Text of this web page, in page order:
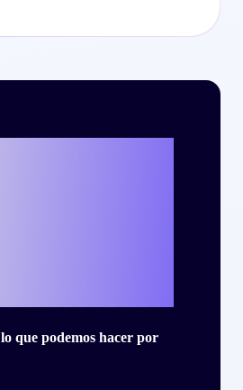
que podemos hacer por